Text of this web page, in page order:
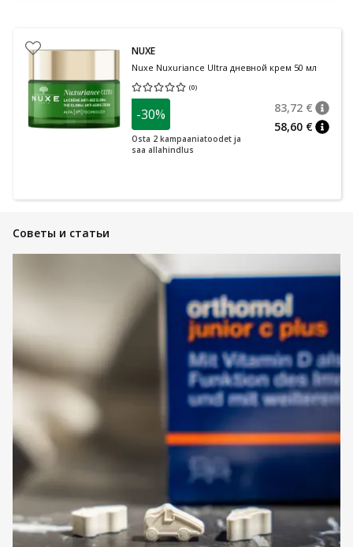
NUXE
Nuxe Nuxuriance Ultra дневной крем 50 мл
(0)
Средняя оценка 0.00
-30%
Osta 2 kampaaniatoodet ja
saa allahindlus
83,72 €
58,60 €
Советы и статьи